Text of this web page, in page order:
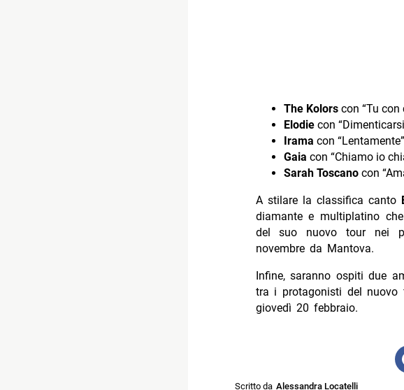
The Kolorscon “Tu con
Elodiecon
Irama con
Gaia con “Chiamo io
Sarah Toscanocon
A stilare la classifica canto
diamante e multiplatino
del suo nuovo tour nei
novembre da Mantova.
Infine, saranno ospiti due
tra i protagonisti del nuovo
giovedì 20 febbraio.
Scritto da Alessandra Locatelli